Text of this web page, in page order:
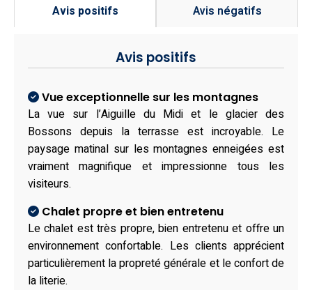
Avis positifs Avis négatifs
Avis positifs
Vue exceptionnelle sur les montagnes
La vue sur l’Aiguille du Midi et le glacier des
Bossons depuis la terrasse est incroyable. Le
paysage matinal sur les montagnes enneigées est
vraiment magnifique et impressionne tous les
visiteurs.
Chalet propre et bien entretenu
Le chalet est très propre, bien entretenu et offre un
environnement confortable. Les clients apprécient
particulièrement la propreté générale et le confort de
la literie.